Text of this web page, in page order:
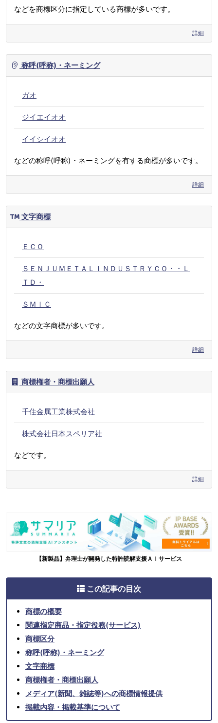
などを商標区分に指定している商標が多いです。
詳細
称呼(呼称)・ネーミング
ガオ
ジイエイオオ
イイシイオオ
などの称呼(呼称)・ネーミングを有する商標が多いです。
詳細
文字商標
ＥＣＯ
ＳＥＮＪＵＭＥＴＡＬＩＮＤＵＳＴＲＹＣＯ・・Ｌ
ＴＤ・
ＳＭＩＣ
などの文字商標が多いです。
詳細
商標権者・商標出願人
千住金属工業株式会社
株式会社日本スペリア社
などです。
詳細
【新製品】弁理士が開発した特許読解支援ＡＩサービス
この記事の目次
商標の概要
関連指定商品・指定役務(サービス)
商標区分
称呼(呼称)・ネーミング
文字商標
商標権者・商標出願人
メディア(新聞、雑誌等)への商標情報提供
掲載内容・掲載基準について